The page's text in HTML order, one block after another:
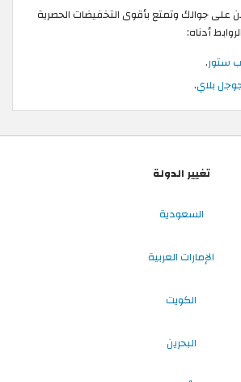
على جوالك وتمتع بأقوى التخفيضات الحصرية
أدناه:
ستور.
بلاي.
تغيير الدولة
السعودية
الإمارات العربية
الكويت
البحرين